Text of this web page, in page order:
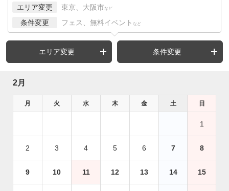
エリア変更 東京、大阪市 など
条件変更 フェス、無料イベント など
エリア変更 条件変更
2月
月 火 水 木 金 土 日
1
2 3 4 5 6 7 8
9 10 11 12 13 14 15